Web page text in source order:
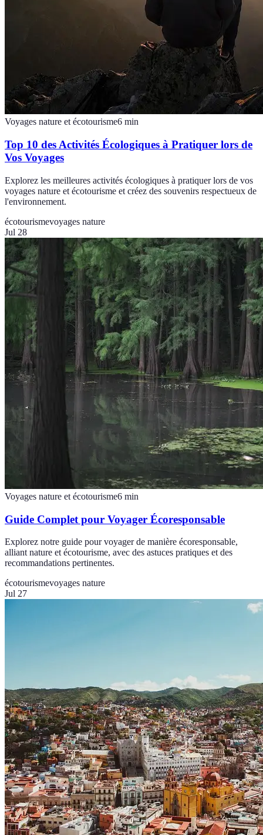
Voyages nature et écotourisme6 min
Top 10 des Activités Écologiques à Pratiquer lors de
Vos Voyages
Explorez les meilleures activités écologiques à pratiquer lors de vos
voyages nature et écotourisme et créez des souvenirs respectueux de
l'environnement.
écotourismevoyages nature
Jul 28
Voyages nature et écotourisme6 min
Guide Complet pour Voyager Écoresponsable
Explorez notre guide pour voyager de manière écoresponsable,
alliant nature et écotourisme, avec des astuces pratiques et des
recommandations pertinentes.
écotourismevoyages nature
Jul 27